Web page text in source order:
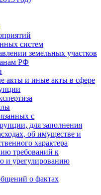
систем
земельных участков
РФ
акты и иные акты в сфере
с
для заполнения
об имуществе и
характера
требований к
и урегулированию
о фактах